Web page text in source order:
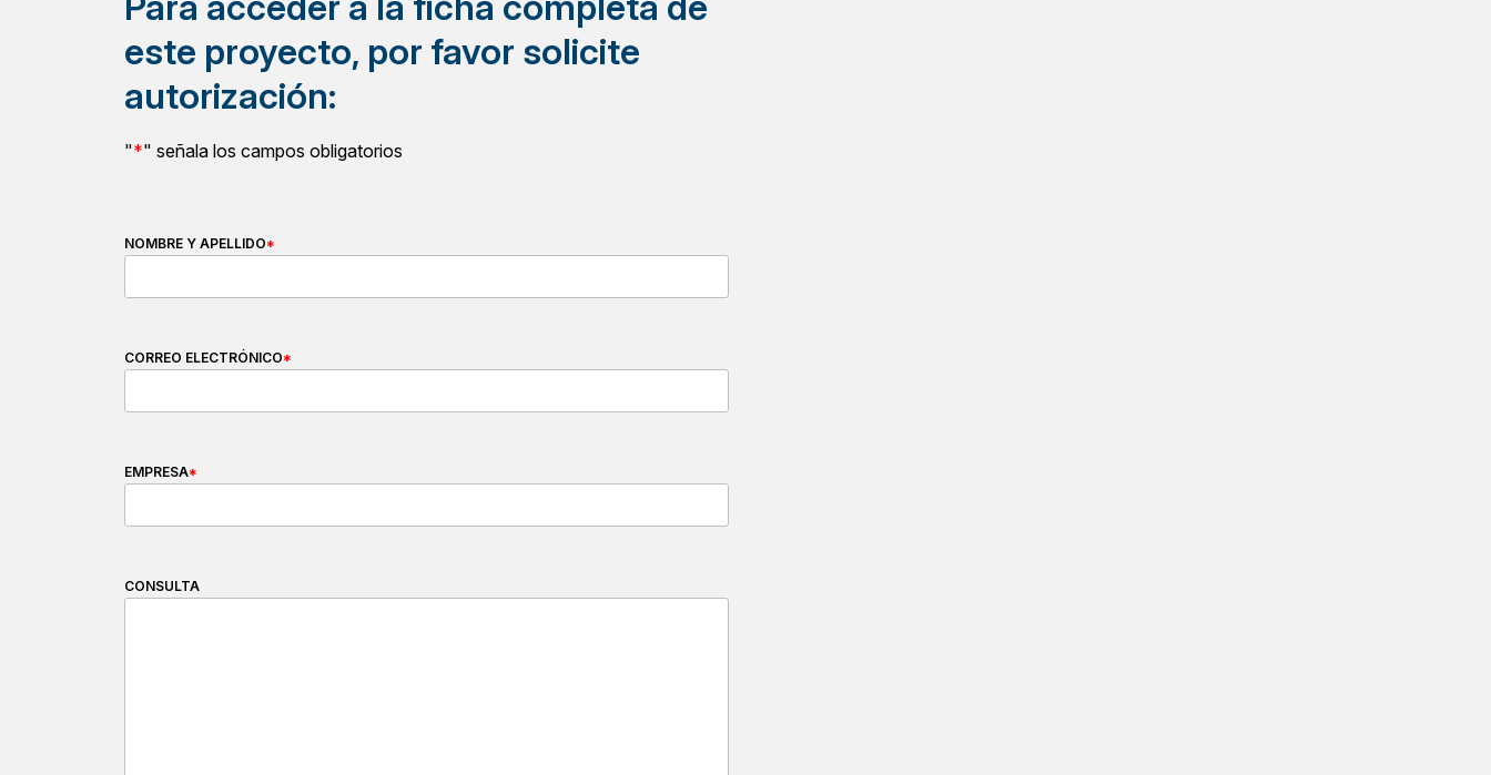
este proyecto, por favor solicite
autorización:
"*" señala los campos obligatorios
NOMBRE Y APELLIDO*
CORREO ELECTRÓNICO*
EMPRESA*
CONSULTA